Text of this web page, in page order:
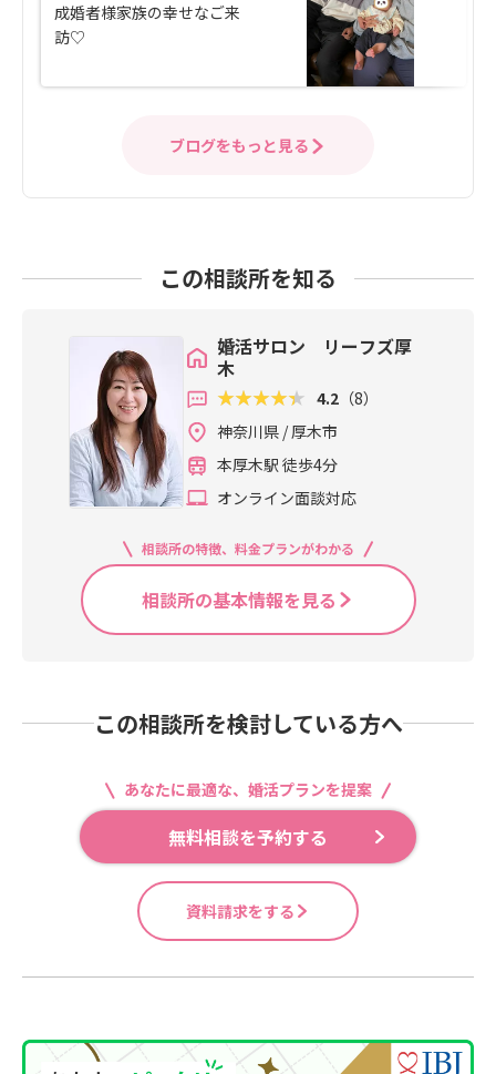
成婚者様家族の幸せなご来
訪♡
ブログをもっと見る
この相談所を知る
婚活サロン リーフズ厚
木
4.2 （8）
神奈川県 / 厚木市
本厚木駅 徒歩4分
オンライン面談対応
相談所の特徴、料金プランがわかる
相談所の基本情報を見る
この相談所を検討している方へ
あなたに最適な、婚活プランを提案
無料相談を予約する
資料請求をする